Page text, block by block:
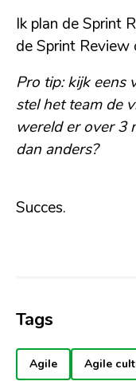
Ik plan de Sprint
de Sprint Review
Pro tip: kijk eens
stel het team de
wereld er over 3
dan anders?
Succes.
Tags
Agile Agile